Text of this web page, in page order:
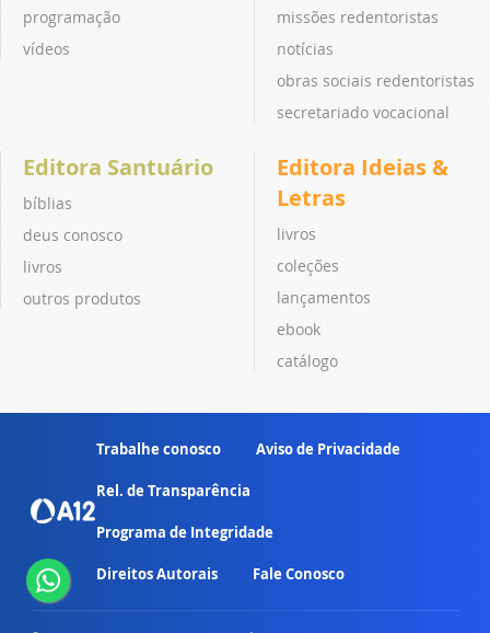
programação
vídeos
missões redentoristas
notícias
obras sociais redentoristas
secretariado vocacional
Editora Santuário
bíblias
deus conosco
livros
outros produtos
Editora Ideias &
Letras
livros
coleções
lançamentos
ebook
catálogo
Trabalhe conosco Aviso de Privacidade
Rel. de Transparência
Programa de Integridade
Direitos Autorais Fale Conosco